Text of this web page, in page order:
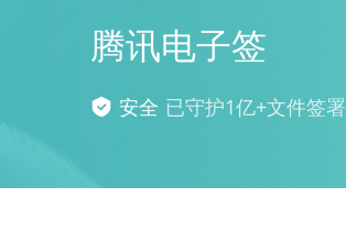
腾讯电子签
安全 已守护1亿+文件签署